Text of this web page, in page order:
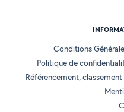
Conditions
Politique de
Référencement,